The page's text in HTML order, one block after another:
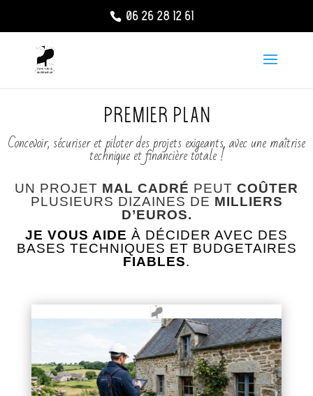
06 26 28 12 61
Premier Plan
Concevoir, sécuriser et piloter des projets exigeants, avec une maîtrise
technique et financière totale !
UN PROJET MAL CADRÉ PEUT COÛTER
PLUSIEURS DIZAINES DE MILLIERS
D’EUROS.
JE VOUS AIDE À DÉCIDER AVEC DES
BASES TECHNIQUES ET BUDGETAIRES
FIABLES.